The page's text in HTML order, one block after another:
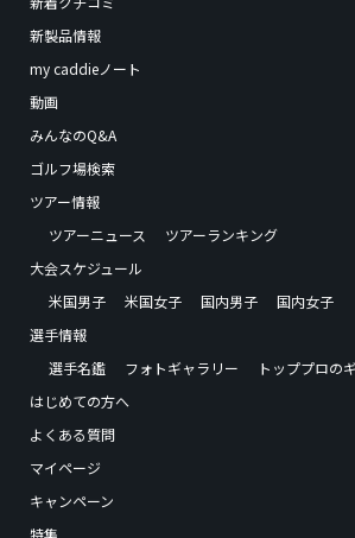
新製品情報
my caddieノート
動画
みんなのQ&A
ゴルフ場検索
ツアー情報
ツアーニュース
ツアーランキング
大会スケジュール
米国男子
米国女子 国内男子
国内女子
選手情報
選手名鑑
フォトギャラリー
トッププロの
はじめての方へ
よくある質問
マイページ
キャンペーン
特集